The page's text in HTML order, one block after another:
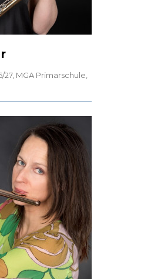
27, MGA Primarschule